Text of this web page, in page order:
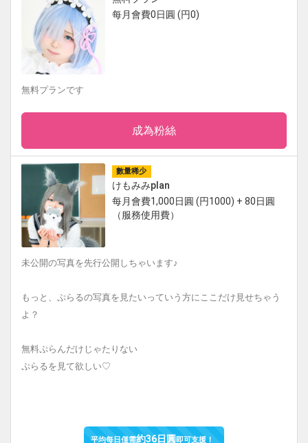
每月會費0日圓 (円0)
無料プランです
成為粉絲
數量稀少
けもみみplan
每月會費1,000日圓 (円1000) + 80日圓
（服務使用費）
未公開の写真を先行公開しちゃいます♪
もっと、ぷらるの写真を見たいっていう方にここだけ見せちゃう
よ？
無料ぷらんだけじゃたりない
ぷらるを見て欲しい♡
平均每日僅需約36日圓即可支援！